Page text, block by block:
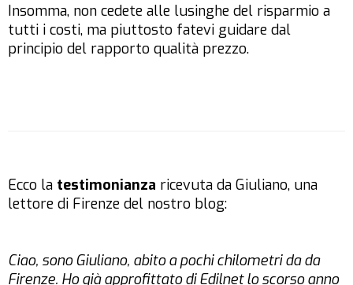
Insomma, non cedete alle lusinghe del risparmio a
tutti i costi, ma piuttosto fatevi guidare dal
principio del rapporto qualità prezzo.
Ecco la testimonianza ricevuta da Giuliano, una
lettore di Firenze del nostro blog:
Ciao, sono Giuliano, abito a pochi chilometri da da
Firenze. Ho già approfittato di Edilnet lo scorso anno